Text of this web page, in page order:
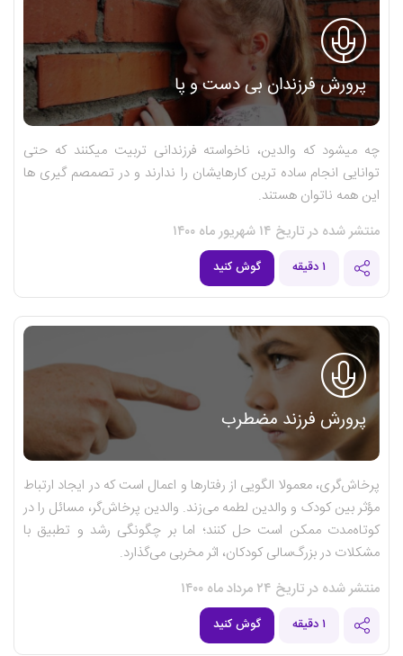
پرورش فرزندان بی دست و پا
چه میشود که والدین، ناخواسته فرزندانی تربیت میکنند که حتی
توانایی انجام ساده ترین کارهایشان را ندارند و در تصمصم گیری ها
این همه ناتوان هستند.
منتشر شده در تاریخ ۱۴ شهریور ماه ۱۴۰۰
۱ دقیقه گوش کنید
پرورش فرزند مضطرب
پرخاش‌گری، معمولا الگویی از رفتارها و اعمال است که در ایجاد ارتباط
مؤثر بین کودک و والدین لطمه می‌زند. والدین پرخاش‌گر، مسائل را در
کوتاه‌مدت ممکن است حل کنند؛ اما بر چگونگی رشد و تطبیق با
مشکلات در بزرگ‌سالی کودکان، اثر مخربی می‌گذارد.
منتشر شده در تاریخ ۲۴ مرداد ماه ۱۴۰۰
۱ دقیقه گوش کنید